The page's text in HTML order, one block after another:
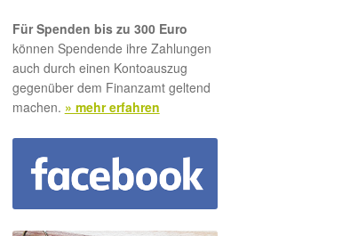
Für Spenden bis zu 300 Euro
können Spendende ihre Zahlungen
auch durch einen Kontoauszug
gegenüber dem Finanzamt geltend
machen. » mehr erfahren